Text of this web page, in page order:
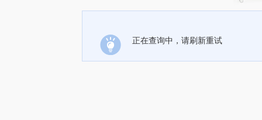
正在查询中，请刷新重试